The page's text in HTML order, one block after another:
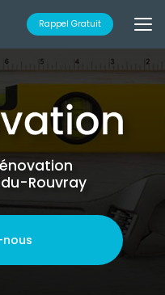
Rappel Gratuit
Rouvray